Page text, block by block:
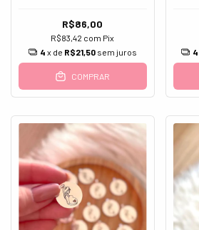
R$86,00
R$83,42 com Pix
4 x de R$21,50 sem juros
COMPRAR
4